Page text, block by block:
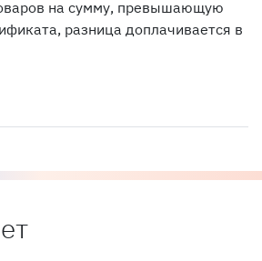
на сумму, превышающую
разница доплачивается в